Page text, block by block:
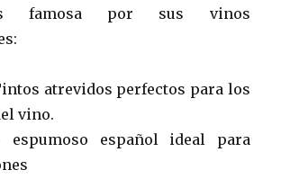
famosa por sus vinos
atrevidos perfectos para los
vino.
espumoso español ideal para